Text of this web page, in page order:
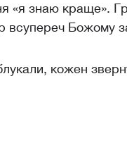
«я знаю краще».
всупереч Божому
кожен